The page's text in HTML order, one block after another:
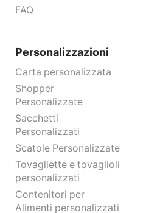
FAQ
Personalizzazioni
Carta personalizzata
Shopper
Personalizzate
Sacchetti
Personalizzati
Scatole Personalizzate
Tovagliette e tovaglioli
personalizzati
Contenitori per
Alimenti personalizzati